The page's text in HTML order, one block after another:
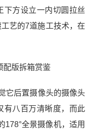
下方设立一内切圆拉丝
艺的7道施工技术，在
它后置摄像头的摄像头
有八百万清晰度，而此
178°全景摄像机，适用